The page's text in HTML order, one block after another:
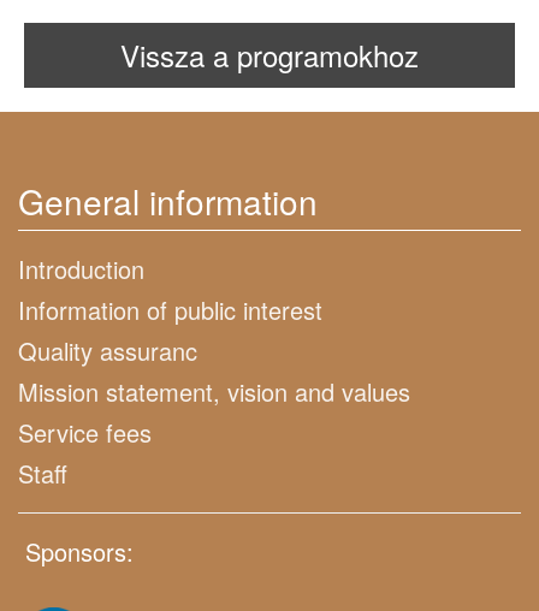
Vissza a programokhoz
General information
Introduction
Information of public interest
Quality assuranc
Mission statement, vision and values
Service fees
Staff
Sponsors: